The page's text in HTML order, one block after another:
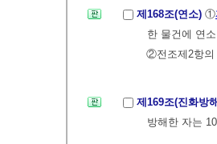
제168조(연소) ①
한 물건에 연
②전조제2항의
제169조(진화방
방해한 자는